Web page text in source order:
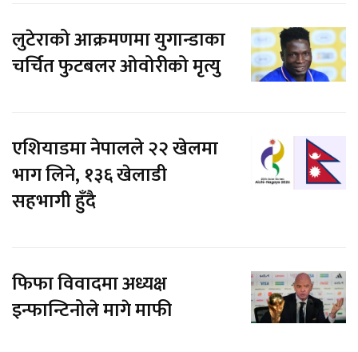
लुटेराको आक्रमणमा युगान्डाका
चर्चित फुटबलर ओवोरीको मृत्यु
एशियाडमा नेपालले २२ खेलमा
भाग लिने, १३६ खेलाडी
सहभागी हुँदै
फिफा विवादमा अध्यक्ष
इन्फान्टिनोले मागे माफी